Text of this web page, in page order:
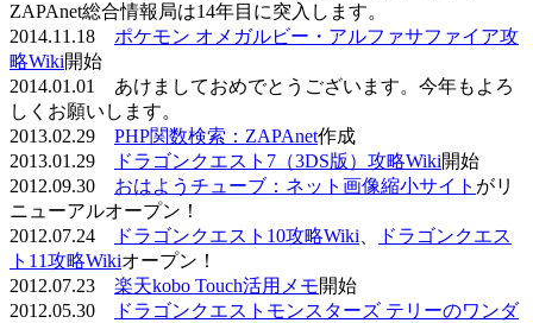
ZAPAnet総合情報局は14年目に突入します。
2014.11.18 ポケモン オメガルビー・アルファサファイア攻
略Wiki開始
2014.01.01 あけましておめでとうございます。今年もよろ
しくお願いします。
2013.02.29 PHP関数検索：ZAPAnet作成
2013.01.29
ドラゴンクエスト7（3DS版）攻略Wiki開始
2012.09.30 おはようチューブ：ネット画像縮小サイト がリ
ニューアルオープン！
2012.07.24
ドラゴンクエスト10攻略Wiki
ドラゴンクエス
ト11攻略Wikiオープン！
2012.07.23 楽天kobo Touch活用メモ開始
2012.05.30
ドラゴンクエストモンスターズ テリーのワンダ